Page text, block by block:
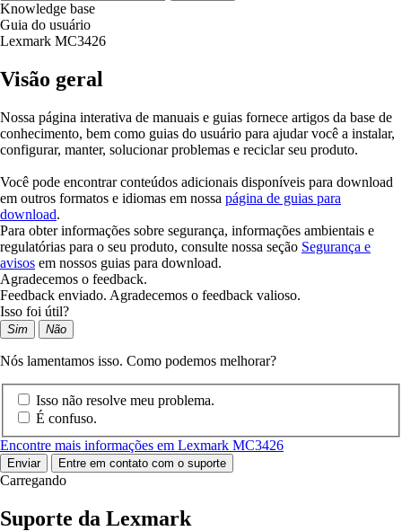
Knowledge base
Guia do usuário
Lexmark MC3426
Visão geral
Nossa página interativa de manuais e guias fornece artigos da base de
conhecimento, bem como guias do usuário para ajudar você a instalar,
configurar, manter, solucionar problemas e reciclar seu produto.
Você pode encontrar conteúdos adicionais disponíveis para download
em outros formatos e idiomas em nossa página de guias para
download.
Para obter informações sobre segurança, informações ambientais e
regulatórias para o seu produto, consulte nossa seção Segurança e
avisos em nossos guias para download.
Agradecemos o feedback.
Feedback enviado. Agradecemos o feedback valioso.
Isso foi útil?
Sim Não
Nós lamentamos isso. Como podemos melhorar?
Isso não resolve meu problema.
É confuso.
Encontre mais informações em Lexmark MC3426
Enviar Entre em contato com o suporte
Carregando
Suporte da Lexmark